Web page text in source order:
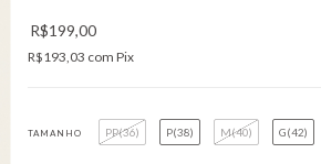
R$199,00
R$193,03 com Pix
TAMANHO PP(36) P(38) M(40) G(42)